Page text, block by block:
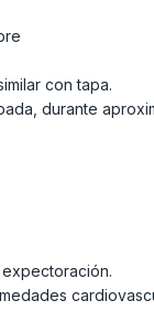
con tapa.
durante
expectoración.